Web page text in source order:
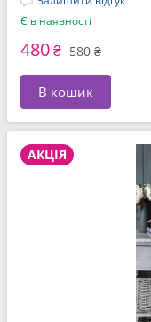
Є в наявності
480₴ 580 ₴
В кошик
АКЦІЯ